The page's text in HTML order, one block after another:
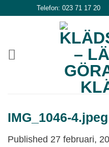
Telefon: 023 71 17 20
IMG_1046-4.jpeg
Published 27 februari,